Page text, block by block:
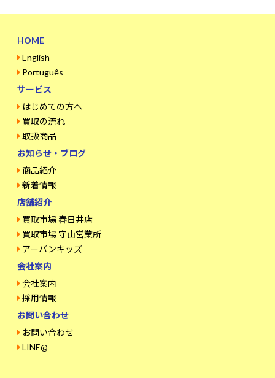
HOME
English
Português
サービス
はじめての方へ
買取の流れ
取扱商品
お知らせ・ブログ
商品紹介
新着情報
店舗紹介
買取市場 春日井店
買取市場 守山営業所
アーバンキッズ
会社案内
会社案内
採用情報
お問い合わせ
お問い合わせ
LINE@